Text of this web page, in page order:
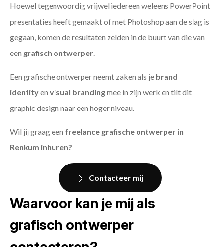
Hoewel tegenwoordig vrijwel iedereen weleens PowerPoint
presentaties heeft gemaakt of met Photoshop aan de slag is
gegaan, komen de resultaten zelden in de buurt van die van
een grafisch ontwerper
Een grafische ontwerper neemt zaken als je brand
identityen visual brandingmee in zijn werk en tilt dit
graphic design naar een hoger niveau.
Wil jij graag een freelance grafische ontwerper in
Renkum inhuren?
Contacteer mij
Waarvoor kan je mij als
grafisch ontwerper